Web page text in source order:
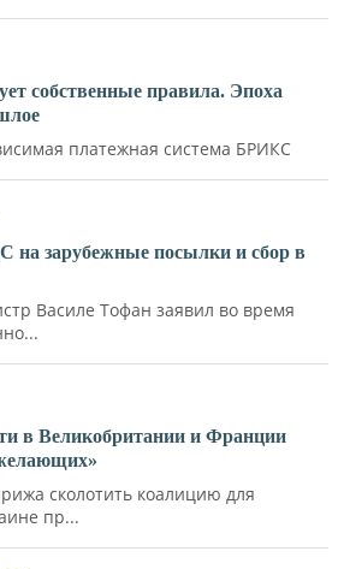
собственные правила. Эпоха
платежная система БРИКС
на зарубежные посылки и сбор в
Василе Тофан заявил во время
в Великобритании и Франции
сколотить коалицию для
пр...